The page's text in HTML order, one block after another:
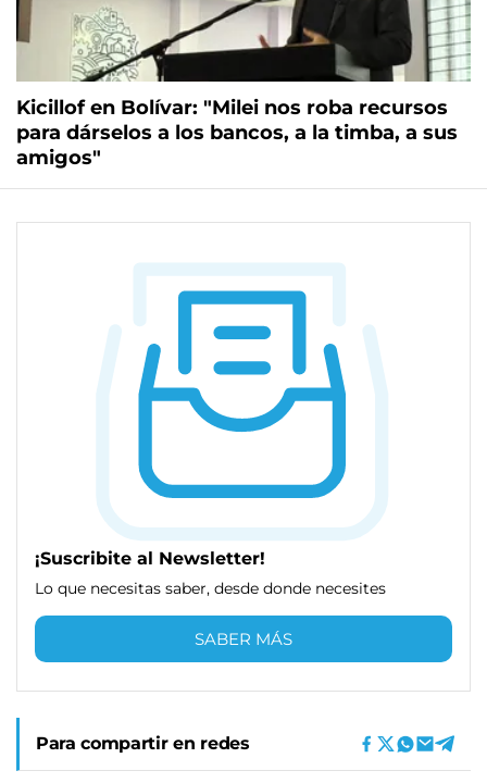
Kicillof en Bolívar: "Milei nos roba recursos
para dárselos a los bancos, a la timba, a sus
amigos"
¡Suscribite al Newsletter!
Lo que necesitas saber, desde donde necesites
SABER MÁS
Para compartir en redes